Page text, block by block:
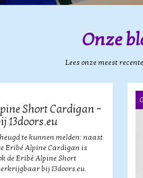
Onze
Lees onze meest
Short Cardigan –
13doors.eu
te kunnen melden: naast
Eribé Alpine Cardigan is
de Eribé Alpine Short
bij 13doors.eu.